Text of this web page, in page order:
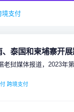
境支付
、泰国和柬埔寨开
老挝媒体报道，2023年
跨境支付